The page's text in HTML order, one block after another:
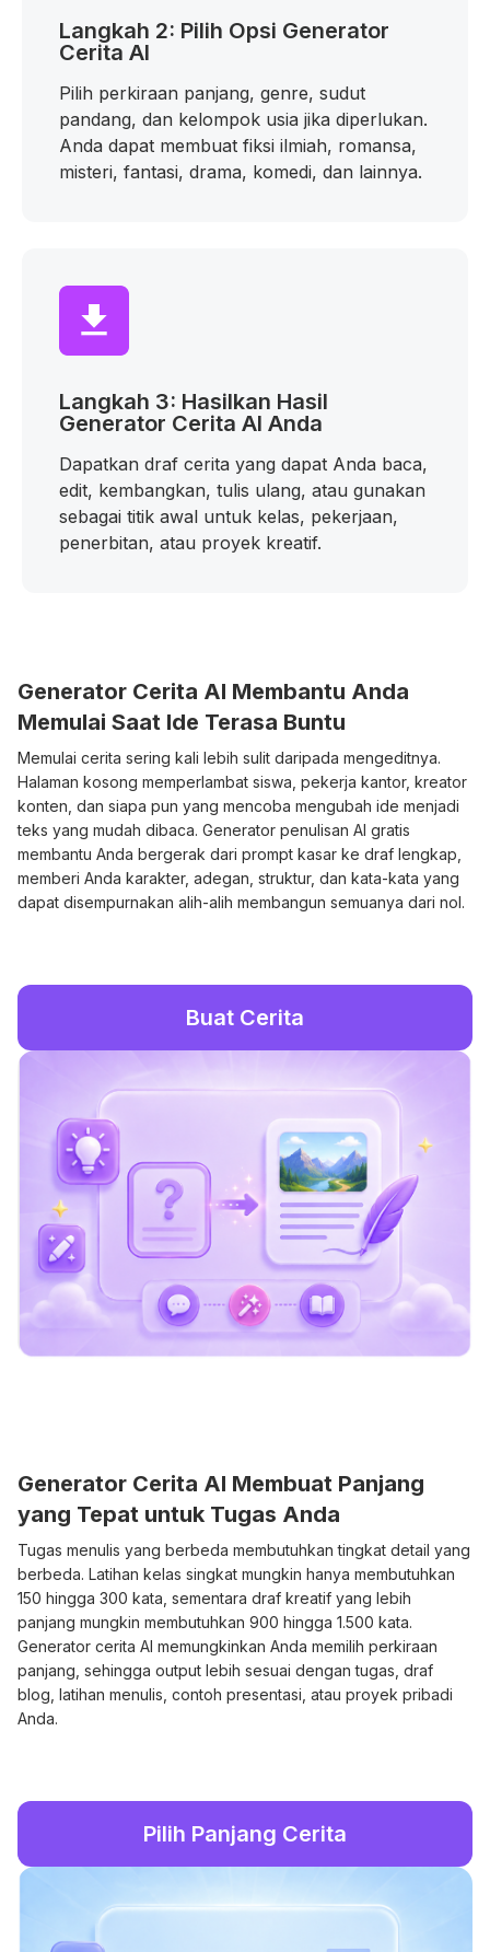
Langkah 2: Pilih Opsi Generator
Cerita AI
Pilih perkiraan panjang, genre, sudut
pandang, dan kelompok usia jika diperlukan.
Anda dapat membuat fiksi ilmiah, romansa,
misteri, fantasi, drama, komedi, dan lainnya.
Langkah 3: Hasilkan Hasil
Generator Cerita AI Anda
Dapatkan draf cerita yang dapat Anda baca,
edit, kembangkan, tulis ulang, atau gunakan
sebagai titik awal untuk kelas, pekerjaan,
penerbitan, atau proyek kreatif.
Generator Cerita AI Membantu Anda
Memulai Saat Ide Terasa Buntu
Memulai cerita sering kali lebih sulit daripada mengeditnya.
Halaman kosong memperlambat siswa, pekerja kantor, kreator
konten, dan siapa pun yang mencoba mengubah ide menjadi
teks yang mudah dibaca. Generator penulisan AI gratis
membantu Anda bergerak dari prompt kasar ke draf lengkap,
memberi Anda karakter, adegan, struktur, dan kata-kata yang
dapat disempurnakan alih-alih membangun semuanya dari nol.
Buat Cerita
Generator Cerita AI Membuat Panjang
yang Tepat untuk Tugas Anda
Tugas menulis yang berbeda membutuhkan tingkat detail yang
berbeda. Latihan kelas singkat mungkin hanya membutuhkan
150 hingga 300 kata, sementara draf kreatif yang lebih
panjang mungkin membutuhkan 900 hingga 1.500 kata.
Generator cerita AI memungkinkan Anda memilih perkiraan
panjang, sehingga output lebih sesuai dengan tugas, draf
blog, latihan menulis, contoh presentasi, atau proyek pribadi
Anda.
Pilih Panjang Cerita